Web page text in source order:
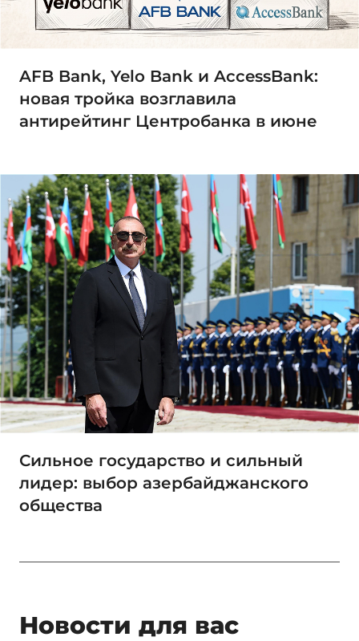
AFB Bank, Yelo Bank и AccessBank:
новая тройка возглавила
антирейтинг Центробанка в июне
Сильное государство и сильный
лидер: выбор азербайджанского
общества
Новости для вас